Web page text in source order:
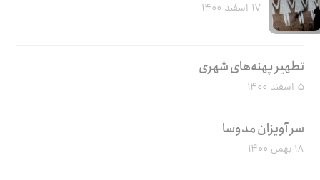
۱۷ اسفند ۱۴۰۰
تطهیر پهنه‌های شهری
۵ اسفند ۱۴۰۰
سر آویزان مدوسا
۱۸ بهمن ۱۴۰۰